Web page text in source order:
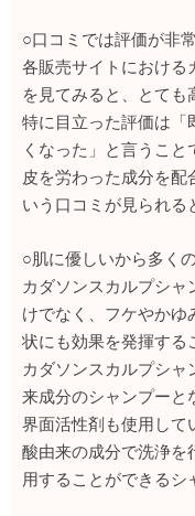
○口コミでは評価が非
各販売サイトにおける
を見てみると、とて
特に目立った評価は「
くなった」と言うこ
皮を労わった成分を配
いう口コミが見られる
○肌に優しいから多く
カダソンスカルプシ
けでなく、フケやかゆ
状にも効果を発揮する
カダソンスカルプシ
来成分のシャンプーと
界面活性剤も使用して
酸由来の成分で洗浄を
用することができるシ